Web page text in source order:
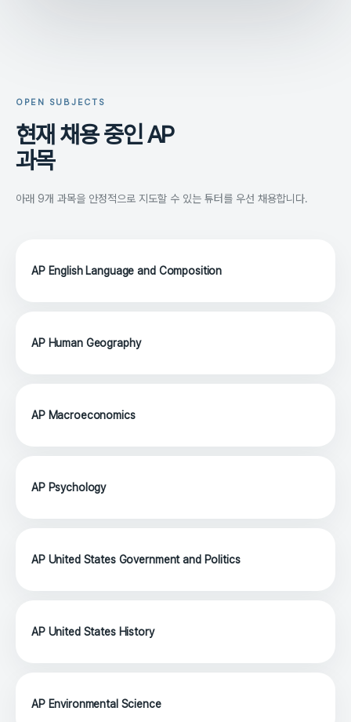
OPEN SUBJECTS
현재 채용 중인 AP
과목
아래 9개 과목을 안정적으로 지도할 수 있는 튜터를 우선 채용합니다.
AP English Language and Composition
AP Human Geography
AP Macroeconomics
AP Psychology
AP United States Government and Politics
AP United States History
AP Environmental Science